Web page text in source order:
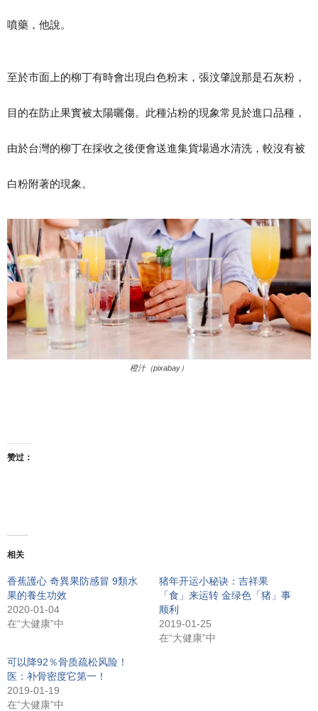
噴藥，他說。
至於市面上的柳丁有時會出現白色粉末，張汶肇說那是石灰粉，
目的在防止果實被太陽曬傷。此種沾粉的現象常見於進口品種，
由於台灣的柳丁在採收之後便會送進集貨場過水清洗，較沒有被
白粉附著的現象。
橙汁（pixabay）
赞过：
相关
香蕉護心 奇異果防感冒 9類水
果的養生功效
2020-01-04
在“大健康”中
猪年开运小秘诀：吉祥果
「食」来运转 金绿色「猪」事
顺利
2019-01-25
在“大健康”中
可以降92％骨质疏松风险！
医：补骨密度它第一！
2019-01-19
在“大健康”中